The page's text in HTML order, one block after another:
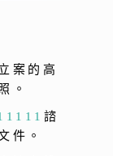
案的高
。
諮
件。